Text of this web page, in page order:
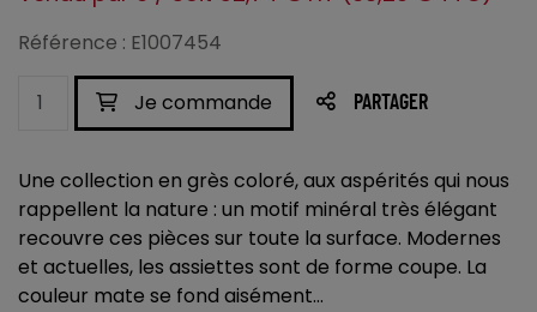
Référence : E1007454
Je commande PARTAGER
Une collection en grès coloré, aux aspérités qui nous
rappellent la nature : un motif minéral très élégant
recouvre ces pièces sur toute la surface. Modernes
et actuelles, les assiettes sont de forme coupe. La
couleur mate se fond aisément...